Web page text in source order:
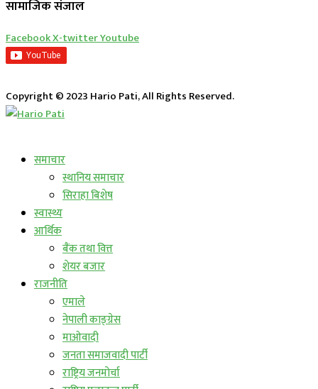
सामाजिक संजाल
FacebookX-twitterYoutube
Copyright © 2023 Hario Pati, All Rights Reserved.
समाचार
स्थानिय समाचार
सिराहा बिशेष
स्वास्थ्य
आर्थिक
बैंक तथा वित्त
शेयर बजार
राजनीति
एमाले
नेपाली काङ्ग्रेस
माओवादी
जनता समाजवादी पार्टी
राष्ट्रिय जनमोर्चा